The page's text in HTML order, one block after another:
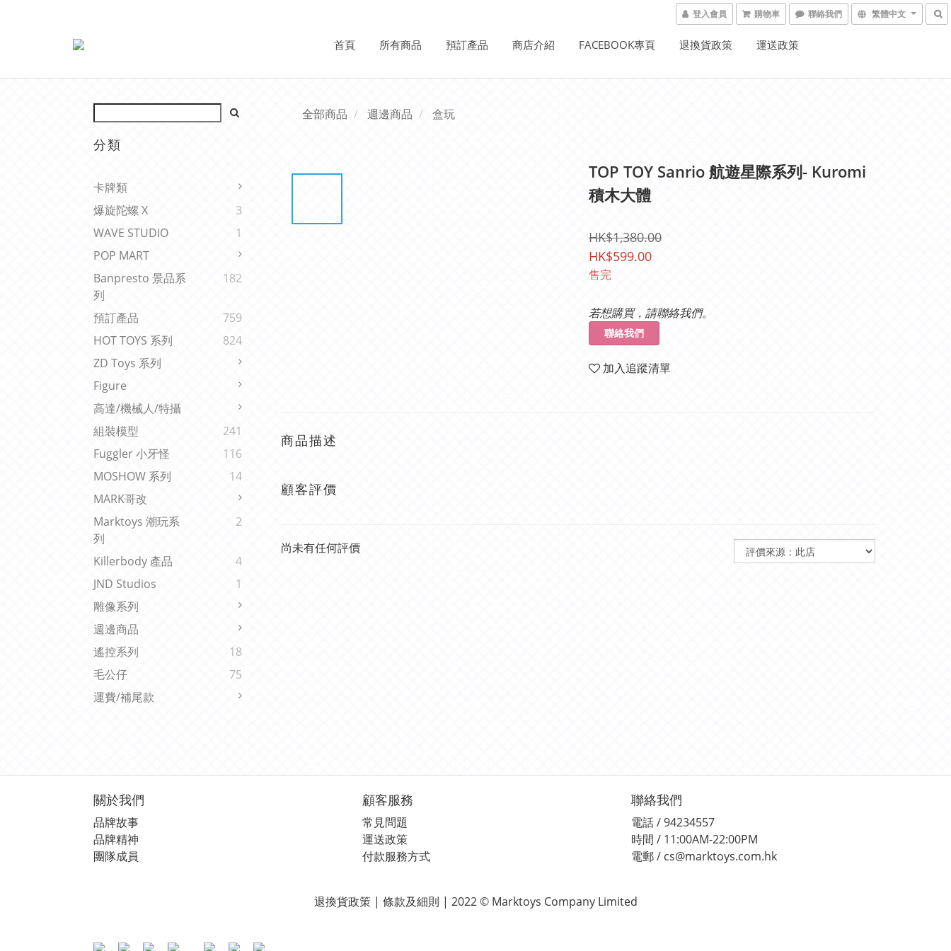
登入會員 購物車 聯絡我們 繁體中文
首頁 所有商品 預訂產品 商店介紹 FACEBOOK專頁 退換貨政策 運送政策
分類
卡牌類
爆旋陀螺 X
3
WAVE STUDIO
1
POP MART
Banpresto 景品系
列
182
預訂產品
759
HOT TOYS 系列
824
ZD Toys 系列
Figure
高達/機械人/特攝
組裝模型
241
Fuggler 小牙怪
116
MOSHOW 系列
14
MARK哥改
Marktoys 潮玩系
列
2
Killerbody 產品
4
JND Studios
1
雕像系列
週邊商品
遙控系列
18
毛公仔
75
運費/補尾款
全部商品 週邊商品 盒玩
TOP TOY Sanrio 航遊星際系列- Kuromi
積木大體
HK$1,380.00
HK$599.00
售完
若想購買，請聯絡我們。
聯絡我們
加入追蹤清單
商品描述
顧客評價
尚未有任何評價
關於我們
品牌故事
品牌精神
團隊成員
顧客服務
常見問題
運送政策
付款服務方式
聯絡我們
電話 / 94234557
時間 / 11:00AM-22:00PM
電郵 / cs@marktoys.com.hk
退換貨政策 | 條款及細則 | 2022 © Marktoys Company Limited